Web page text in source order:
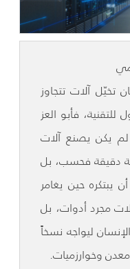
تخيّل آلات تتجاوز
للتقنية، فأبو العز
يكن يصنع آلات
دقيقة فحسب، بل
يبتكره حين يغامر
مجرد أدوات، بل
ليواجه نسخاً
وخوارزميات.